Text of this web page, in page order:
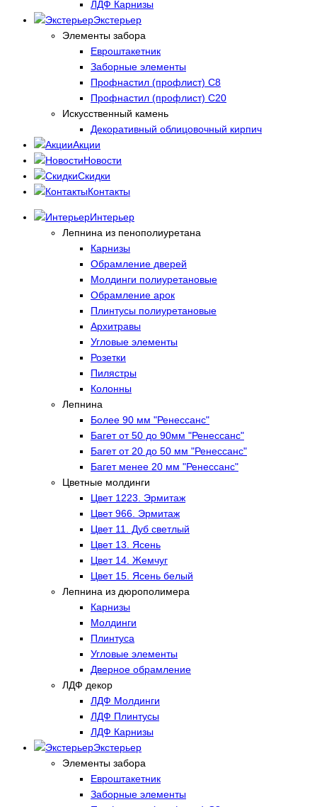
ЛДФ Карнизы
Экстерьер
Элементы забора
Евроштакетник
Заборные элементы
Профнастил (профлист) С8
Профнастил (профлист) С20
Искусственный камень
Декоративный облицовочный кирпич
Акции
Новости
Скидки
Контакты
Интерьер
Лепнина из пенополиуретана
Карнизы
Обрамление дверей
Молдинги полиуретановые
Обрамление арок
Плинтусы полиуретановые
Архитравы
Угловые элементы
Розетки
Пилястры
Колонны
Лепнина
Более 90 мм "Ренессанс"
Багет от 50 до 90мм "Ренессанс"
Багет от 20 до 50 мм "Ренессанс"
Багет менее 20 мм "Ренессанс"
Цветные молдинги
Цвет 1223. Эрмитаж
Цвет 966. Эрмитаж
Цвет 11. Дуб светлый
Цвет 13. Ясень
Цвет 14. Жемчуг
Цвет 15. Ясень белый
Лепнина из дюрополимера
Карнизы
Молдинги
Плинтуса
Угловые элементы
Дверное обрамление
ЛДФ декор
ЛДФ Молдинги
ЛДФ Плинтусы
ЛДФ Карнизы
Экстерьер
Элементы забора
Евроштакетник
Заборные элементы